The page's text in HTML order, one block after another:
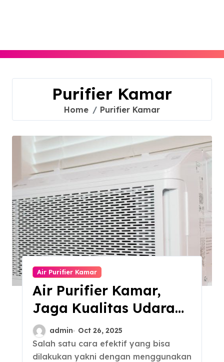
Purifier Kamar
Home Purifier Kamar
Air Purifier Kamar
Air Purifier Kamar,
Jaga Kualitas Udara
Tetap Bersih dan
Segar
admin Oct 26, 2025
Salah satu cara efektif yang bisa
dilakukan yakni dengan menggunakan